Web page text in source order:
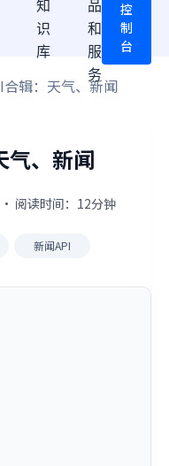
知
识
库
品
和
服
务
控
制
台
合辑：天气、新闻
气、新闻
阅读时间：12分钟
新闻API